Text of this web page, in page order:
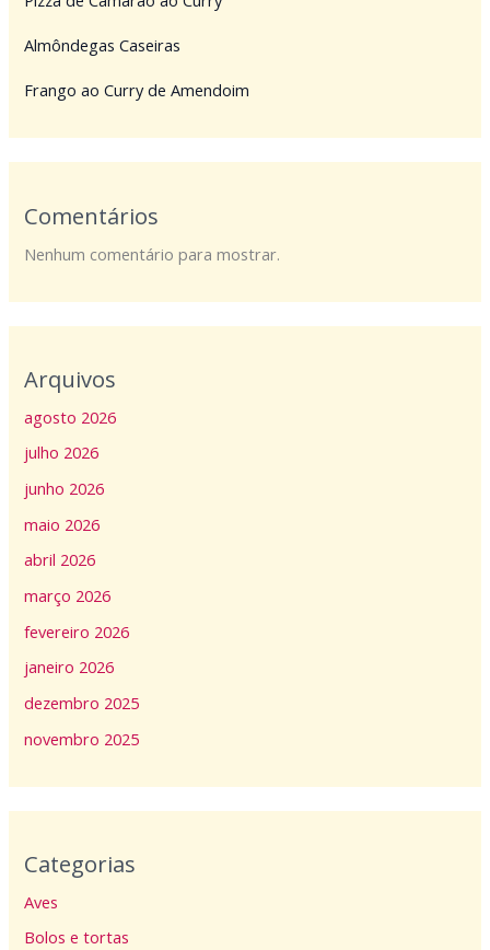
Almôndegas Caseiras
Frango ao Curry de Amendoim
Comentários
Nenhum comentário para mostrar.
Arquivos
agosto 2026
julho 2026
junho 2026
maio 2026
abril 2026
março 2026
fevereiro 2026
janeiro 2026
dezembro 2025
novembro 2025
Categorias
Aves
Bolos e tortas